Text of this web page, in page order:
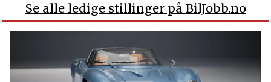
Se alle ledige stillinger på BilJobb.no